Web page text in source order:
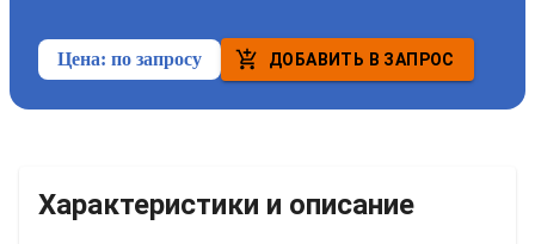
Цена: по запросу ДОБАВИТЬ В ЗАПРОС
Характеристики и описание